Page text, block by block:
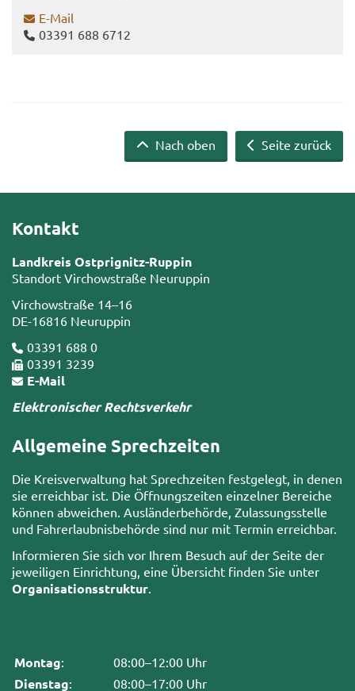
E-​Mail
03391 688 6712
Seite zurück
Nach oben
Kontakt
Landkreis Ostprignitz-Ruppin
Standort Virchowstraße Neuruppin
Virchowstraße 14–16
DE-16816 Neuruppin
03391 688 0
03391 3239
E-Mail
Elektronischer Rechtsverkehr
Allgemeine Sprechzeiten
Die Kreisverwaltung hat Sprechzeiten festgelegt, in denen
sie erreichbar ist. Die Öffnungszeiten einzelner Bereiche
können abweichen. Ausländerbehörde, Zulassungsstelle
und Fahrerlaubnisbehörde sind nur mit Termin erreichbar.
Informieren Sie sich vor Ihrem Besuch auf der Seite der
jeweiligen Einrichtung, eine Übersicht finden Sie unter
Organisationsstruktur
Montag: 08:00–12:00 Uhr
Dienstag: 08:00–17:00 Uhr